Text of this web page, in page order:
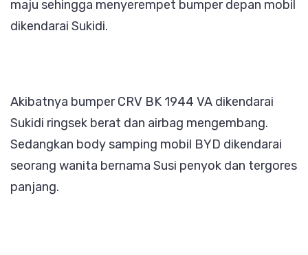
maju sehingga menyerempet bumper depan mobil
dikendarai Sukidi.
Akibatnya bumper CRV BK 1944 VA dikendarai
Sukidi ringsek berat dan airbag mengembang.
Sedangkan body samping mobil BYD dikendarai
seorang wanita bernama Susi penyok dan tergores
panjang.